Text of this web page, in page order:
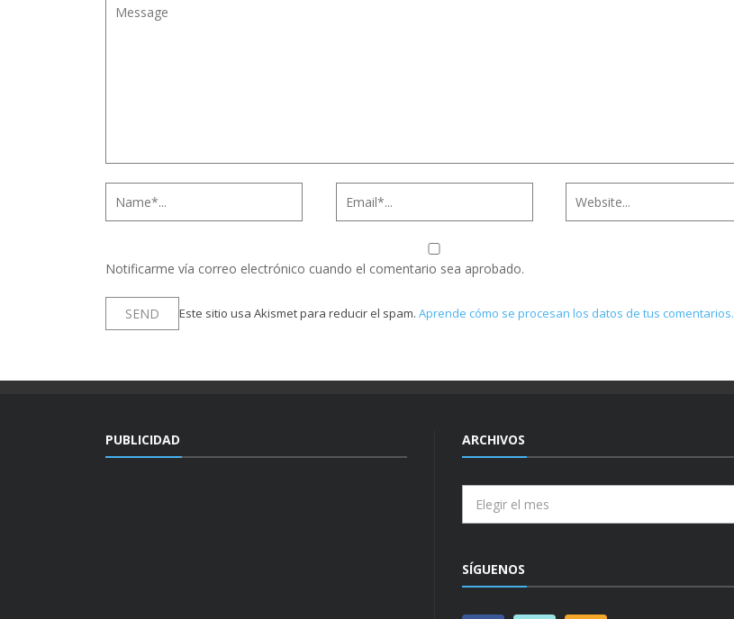
Notificarme vía correo electrónico cuando el comentario sea aprobado.
Este sitio usa Akismet para reducir el spam. Aprende cómo se procesan los datos de tus comentarios.
PUBLICIDAD ARCHIVOS
SÍGUENOS